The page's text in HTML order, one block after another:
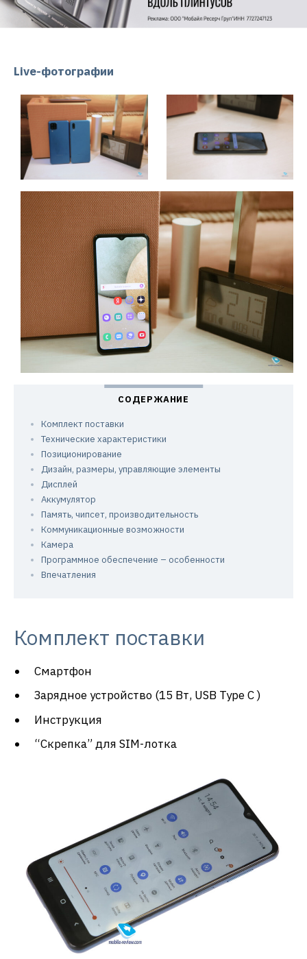
Live-фотографии
Комплект поставки
Технические характеристики
Позиционирование
Дизайн, размеры, управляющие элементы
Дисплей
Аккумулятор
Память, чипсет, производительность
Коммуникационные возможности
Камера
Программное обеспечение – особенности
Впечатления
Комплект поставки
Смартфон
Зарядное устройство (15 Вт, USB Type C )
Инструкция
“Скрепка” для SIM-лотка